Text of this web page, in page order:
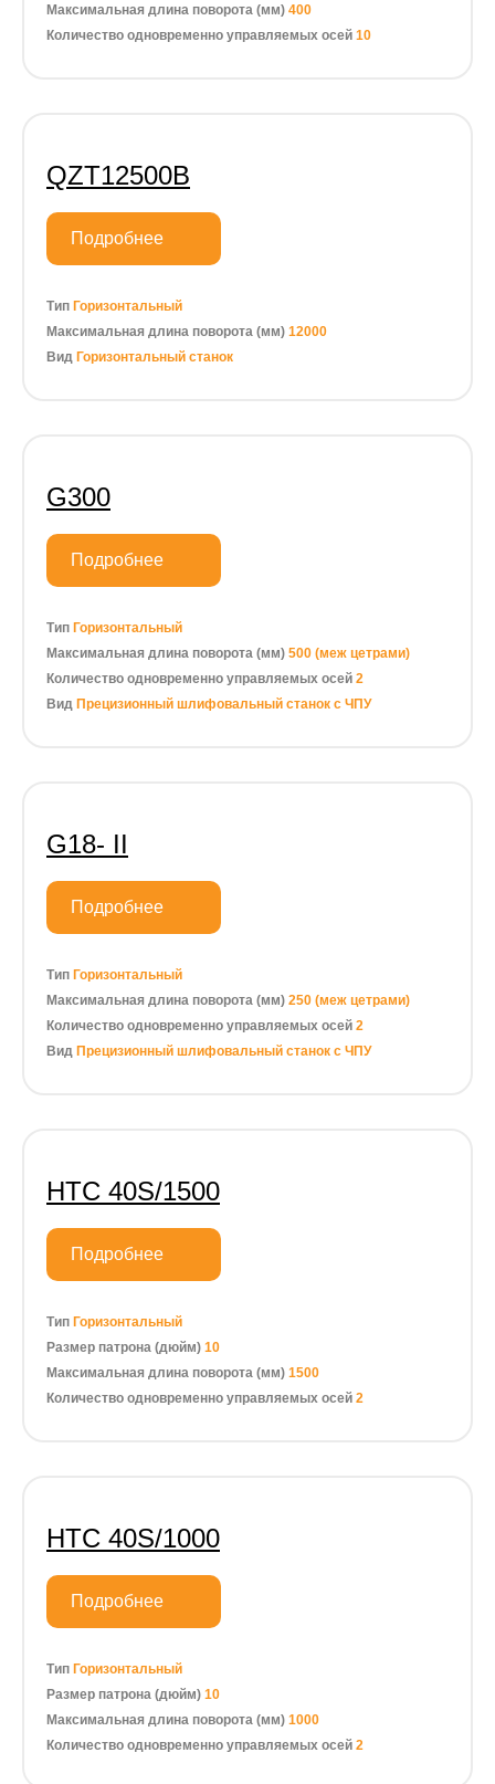
Максимальная длина поворота (мм) 400
Количество одновременно управляемых осей 10
QZT12500B
Подробнее
Тип Горизонтальный
Максимальная длина поворота (мм) 12000
Вид Горизонтальный станок
G300
Подробнее
Тип Горизонтальный
Максимальная длина поворота (мм) 500 (меж цетрами)
Количество одновременно управляемых осей 2
Вид Прецизионный шлифовальный станок с ЧПУ
G18- II
Подробнее
Тип Горизонтальный
Максимальная длина поворота (мм) 250 (меж цетрами)
Количество одновременно управляемых осей 2
Вид Прецизионный шлифовальный станок с ЧПУ
HTC 40S/1500
Подробнее
Тип Горизонтальный
Размер патрона (дюйм) 10
Максимальная длина поворота (мм) 1500
Количество одновременно управляемых осей 2
HTC 40S/1000
Подробнее
Тип Горизонтальный
Размер патрона (дюйм) 10
Максимальная длина поворота (мм) 1000
Количество одновременно управляемых осей 2